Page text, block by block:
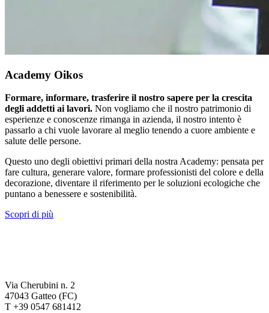
Academy Oikos
Formare, informare, trasferire il nostro sapere per la crescita
degli addetti ai lavori. Non vogliamo che il nostro patrimonio di
esperienze e conoscenze rimanga in azienda, il nostro intento è
passarlo a chi vuole lavorare al meglio tenendo a cuore ambiente e
salute delle persone.
Questo uno degli obiettivi primari della nostra Academy: pensata per
fare cultura, generare valore, formare professionisti del colore e della
decorazione, diventare il riferimento per le soluzioni ecologiche che
puntano a benessere e sostenibilità.
Scopri di più
Via Cherubini n. 2
47043 Gatteo (FC)
T +39 0547 681412